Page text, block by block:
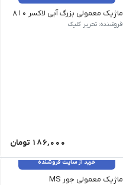
ماژیک معمولی بزرگ آبی لاکسر 810
فروشنده: تحریر کلیک
186,000 تومان
خرید از سایت فروشنده
ماژیک معمولی جور MS